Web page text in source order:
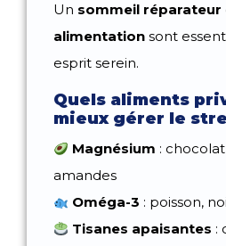
Un sommeil réparateur
alimentation sont
esprit serein.
Quels aliments
mieux gérer le
Magnésium :
amandes
Oméga-3 : poisson,
Tisanes apaisantes :